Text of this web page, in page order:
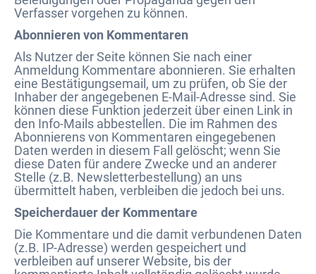
Verfasser vorgehen zu können.
Abonnieren von Kommentaren
Als Nutzer der Seite können Sie nach einer
Anmeldung Kommentare abonnieren. Sie erhalten
eine Bestätigungsemail, um zu prüfen, ob Sie der
Inhaber der angegebenen E-Mail-Adresse sind. Sie
können diese Funktion jederzeit über einen Link in
den Info-Mails abbestellen. Die im Rahmen des
Abonnierens von Kommentaren eingegebenen
Daten werden in diesem Fall gelöscht; wenn Sie
diese Daten für andere Zwecke und an anderer
Stelle (z.B. Newsletterbestellung) an uns
übermittelt haben, verbleiben die jedoch bei uns.
Speicherdauer der Kommentare
Die Kommentare und die damit verbundenen Daten
(z.B. IP-Adresse) werden gespeichert und
verbleiben auf unserer Website, bis der